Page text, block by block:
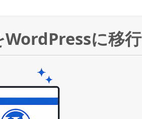
に移行